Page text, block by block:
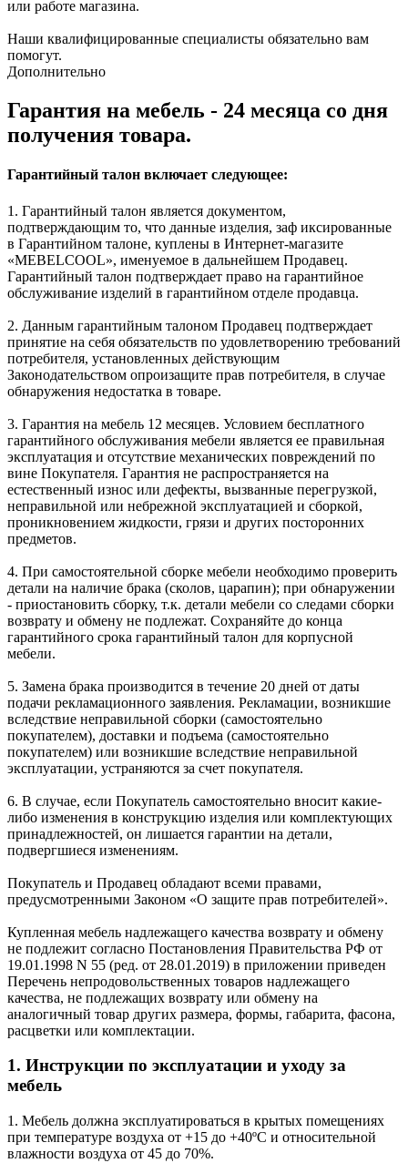
или работе магазина.
Наши квалифицированные специалисты обязательно вам
помогут.
Дополнительно
Гарантия на мебель - 24 месяца со дня
получения товара.
Гарантийный талон включает следующее:
1. Гарантийный талон является документом,
подтверждающим то, что данные изделия, заф иксированные
в Гарантийном талоне, куплены в Интернет-магазите
«MEBELCOOL», именуемое в дальнейшем Продавец.
Гарантийный талон подтверждает право на гарантийное
обслуживание изделий в гарантийном отделе продавца.
2. Данным гарантийным талоном Продавец подтверждает
принятие на себя обязательств по удовлетворению требований
потребителя, установленных действующим
Законодательством опроизащите прав потребителя, в случае
обнаружения недостатка в товаре.
3. Гарантия на мебель 12 месяцев. Условием бесплатного
гарантийного обслуживания мебели является ее правильная
эксплуатация и отсутствие механических повреждений по
вине Покупателя. Гарантия не распространяется на
естественный износ или дефекты, вызванные перегрузкой,
неправильной или небрежной эксплуатацией и сборкой,
проникновением жидкости, грязи и других посторонних
предметов.
4. При самостоятельной сборке мебели необходимо проверить
детали на наличие брака (сколов, царапин); при обнаружении
- приостановить сборку, т.к. детали мебели со следами сборки
возврату и обмену не подлежат. Сохраняйте до конца
гарантийного срока гарантийный талон для корпусной
мебели.
5. Замена брака производится в течение 20 дней от даты
подачи рекламационного заявления. Рекламации, возникшие
вследствие неправильной сборки (самостоятельно
покупателем), доставки и подъема (самостоятельно
покупателем) или возникшие вследствие неправильной
эксплуатации, устраняются за счет покупателя.
6. В случае, если Покупатель самостоятельно вносит какие-
либо изменения в конструкцию изделия или комплектующих
принадлежностей, он лишается гарантии на детали,
подвергшиеся изменениям.
Покупатель и Продавец обладают всеми правами,
предусмотренными Законом «О защите прав потребителей».
Купленная мебель надлежащего качества возврату и обмену
не подлежит согласно Постановления Правительства РФ от
19.01.1998 N 55 (ред. от 28.01.2019) в приложении приведен
Перечень непродовольственных товаров надлежащего
качества, не подлежащих возврату или обмену на
аналогичный товар других размера, формы, габарита, фасона,
расцветки или комплектации.
1. Инструкции по эксплуатации и уходу за
мебель
1. Мебель должна эксплуатироваться в крытых помещениях
при температуре воздуха от +15 до +40ºС и относительной
влажности воздуха от 45 до 70%.